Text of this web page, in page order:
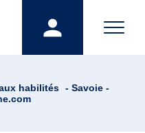
habilités - Savoie -